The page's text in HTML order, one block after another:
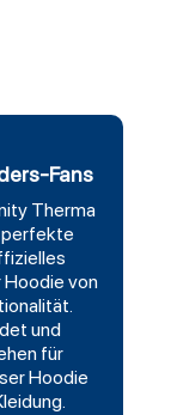
Fans
Therma
perfekte
von
und
für
Hoodie